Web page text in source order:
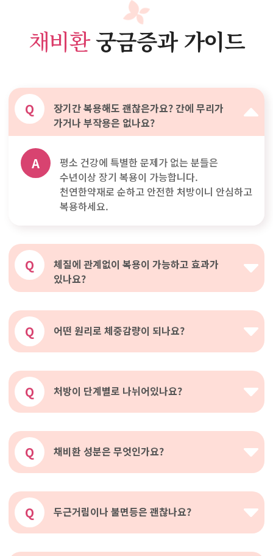
채비환궁금증과 가이드
Q
장기간 복용해도 괜찮은가요? 간에 무리가
가거나 부작용은 없나요?
A
평소 건강에 특별한 문제가 없는 분들은
수년이상 장기 복용이 가능합니다.
천연한약재로 순하고 안전한 처방이니 안심하고
복용하세요.
Q
체질에 관계없이 복용이 가능하고 효과가
있나요?
Q 어떤 원리로 체중감량이 되나요?
Q 처방이 단계별로 나뉘어있나요?
Q 채비환 성분은 무엇인가요?
Q 두근거림이나 불면등은 괜찮나요?